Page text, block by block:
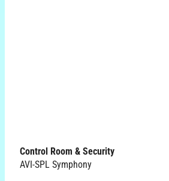
Control Room & Security
AVI-SPL Symphony